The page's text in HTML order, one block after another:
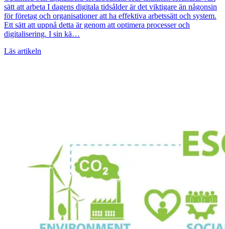
sätt att arbeta I dagens digitala tidsålder är det viktigare än någonsin
för företag och organisationer att ha effektiva arbetssätt och system.
Ett sätt att uppnå detta är genom att optimera processer och
digitalisering. I sin kä…
Läs artikeln